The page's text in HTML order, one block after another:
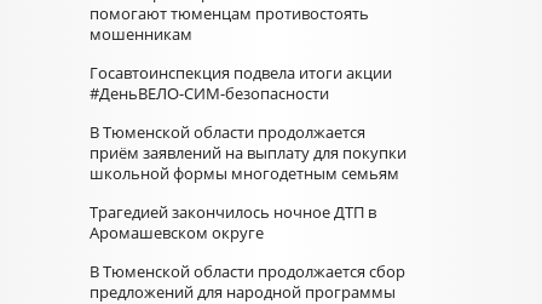
помогают тюменцам противостоять
мошенникам
Госавтоинспекция подвела итоги акции
#ДеньВЕЛО-СИМ-безопасности
В Тюменской области продолжается
приём заявлений на выплату для покупки
школьной формы многодетным семьям
Трагедией закончилось ночное ДТП в
Аромашевском округе
В Тюменской области продолжается сбор
предложений для народной программы